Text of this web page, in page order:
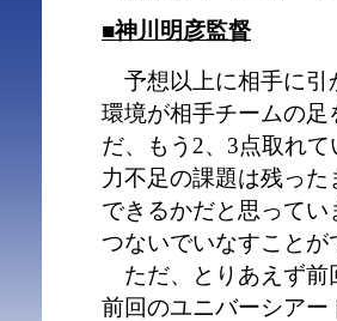
■神川明彦監督
予想以上に相手に引
環境が相手チームの
だ、もう2、3点取れ
力不足の課題は残っ
できるかだと思って
つないでいなすこと
ただ、とりあえず前
前回のユニバーシア